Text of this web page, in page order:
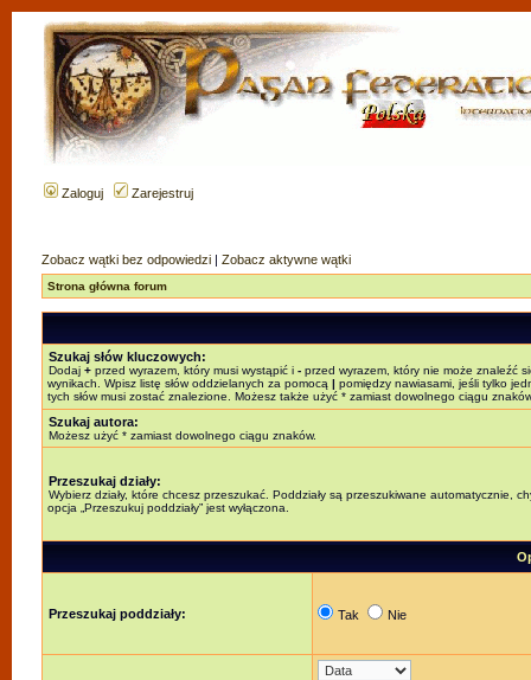
Zaloguj Zarejestruj
Zobacz wątki bez odpowiedzi | Zobacz aktywne wątki
Strona główna forum
Szukaj słów kluczowych:
Dodaj + przed wyrazem, który musi wystąpić i - przed wyrazem, który nie może znaleźć
wynikach. Wpisz listę słów oddzielanych za pomocą | pomiędzy nawiasami, jeśli tylko
tych słów musi zostać znalezione. Możesz także użyć * zamiast dowolnego ciągu
Szukaj autora:
Możesz użyć * zamiast dowolnego ciągu znaków.
Przeszukaj działy:
Wybierz działy, które chcesz przeszukać. Poddziały są przeszukiwane automatycznie,
opcja „Przeszukuj poddziały” jest wyłączona.
Przeszukaj poddziały: Tak Nie